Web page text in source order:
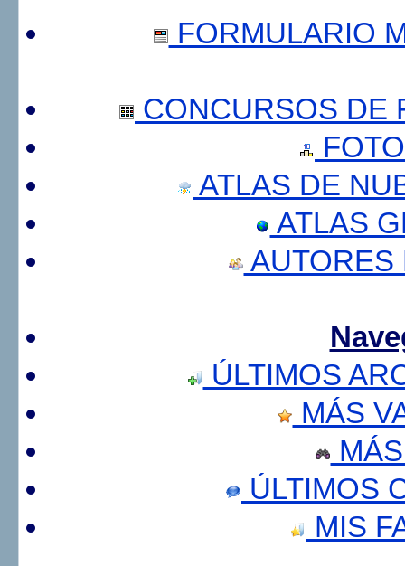
FORMULARIO
CONCURSOS DE
ATLAS DE
ATLAS
AUTORES
ÚLTIMOS
MÁS
ÚLTIMOS
MIS